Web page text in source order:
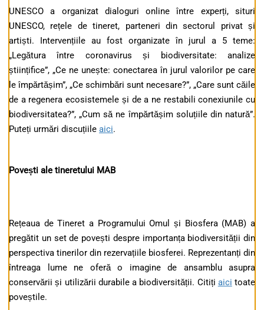
UNESCO a organizat dialoguri online între experți, situri
UNESCO, rețele de tineret, parteneri din sectorul privat și
artiști. Intervențiile au fost organizate în jurul a 5 teme:
„Legătura între coronavirus și biodiversitate: analize
științifice”, „Ce ne unește: conectarea în jurul valorilor pe care
le împărtășim”, „Ce schimbări sunt necesare?”, „Care sunt căile
de a regenera ecosistemele și de a ne restabili conexiunile cu
biodiversitatea?”, „Cum să ne împărtășim soluțiile din natură”.
Puteți urmări discuțiile aici.
Povești ale tineretului MAB
Rețeaua de Tineret a Programului Omul și Biosfera (MAB) a
pregătit un set de povești despre importanța biodiversității din
perspectiva tinerilor din rezervațiile biosferei. Reprezentanți din
întreaga lume ne oferă o imagine de ansamblu asupra
conservării și utilizării durabile a biodiversității. Citiți aici toate
poveștile.